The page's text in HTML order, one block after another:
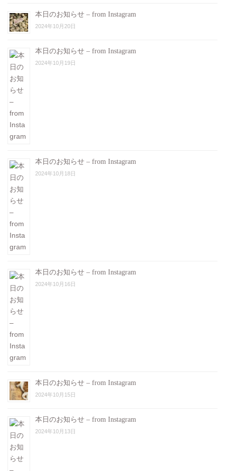
本日のお知らせ – from Instagram
2024年10月20日
本日のお知らせ – from Instagram
2024年10月19日
本日のお知らせ – from Instagram
2024年10月18日
本日のお知らせ – from Instagram
2024年10月16日
本日のお知らせ – from Instagram
2024年10月15日
本日のお知らせ – from Instagram
2024年10月13日